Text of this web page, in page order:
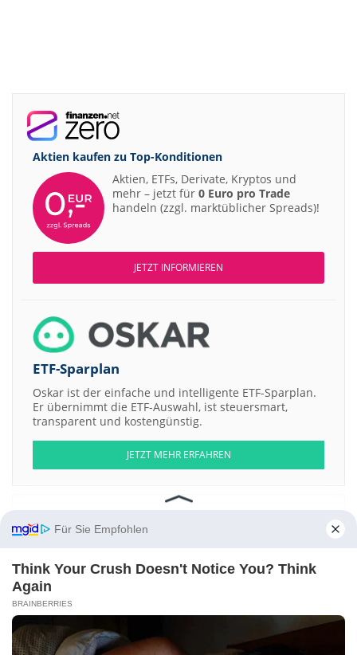
Aktien kaufen zu Top-Konditionen
Aktien, ETFs, Derivate, Kryptos und
mehr – jetzt für 0 Euro pro Trade
handeln (zzgl. marktüblicher Spreads)!
JETZT INFORMIEREN
ETF-Sparplan
Oskar ist der einfache und intelligente ETF-Sparplan.
Er übernimmt die ETF-Auswahl, ist steuersmart,
transparent und kostengünstig.
JETZT MEHR ERFAHREN
S&P 500
Investcorp India Acquisition Corporation Registered Shs
RSE
Archive LLC Membership Interests Series - 85Jordan2 1985 Jordan
Glassbox Petro Viking Energy
Für Sie Empfohlen
Think Your Crush Doesn't Notice You? Think
Again
BRAINBERRIES